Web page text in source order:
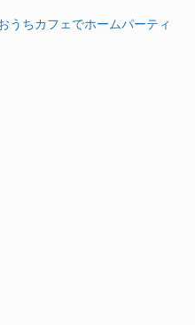
ちカフェでホームパーティ